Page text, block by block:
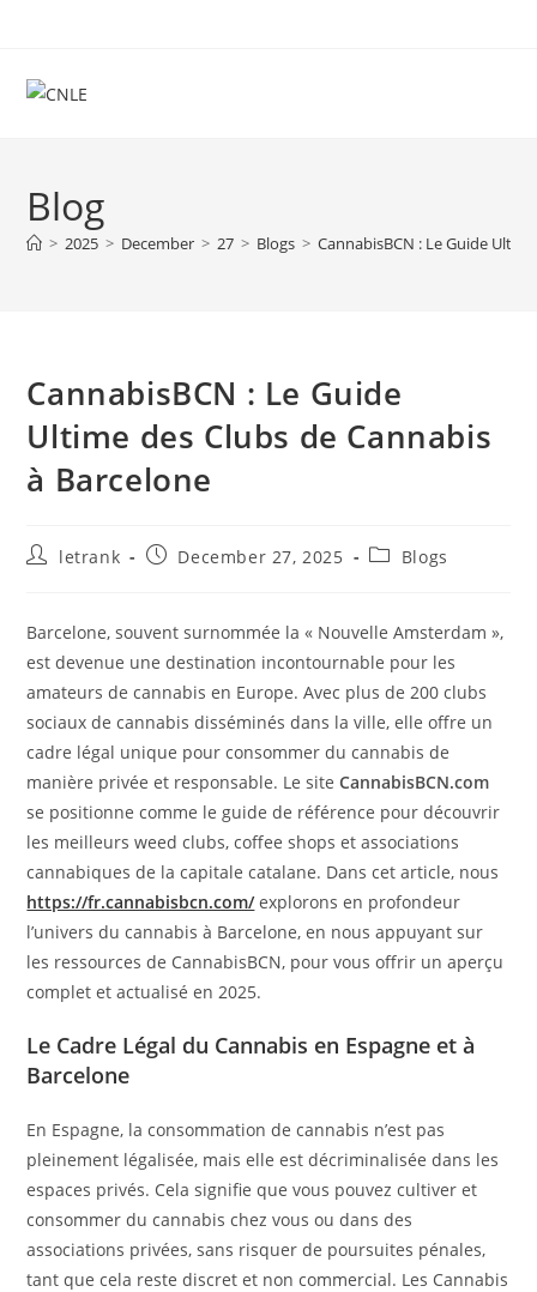
content
Blog
> 2025 > December > 27 > Blogs > CannabisBCN : Le Guide
CannabisBCN : Le Guide
Ultime des Clubs de Cannabis
à Barcelone
Postletrank
PostDecember 27, 2025
PostBlogs
Barcelone, souvent surnommée la « Nouvelle Amsterdam »,
est devenue une destination incontournable pour les
amateurs de cannabis en Europe. Avec plus de 200 clubs
sociaux de cannabis disséminés dans la ville, elle offre un
cadre légal unique pour consommer du cannabis de
manière privée et responsable. Le siteCannabisBCN.com
se positionne comme le guide de référence pour découvrir
les meilleurs weed clubs, coffee shops et associations
cannabiques de la capitale catalane. Dans cet article, nous
https://fr.cannabisbcn.com/ explorons en profondeur
l’univers du cannabis à Barcelone, en nous appuyant sur
les ressources de CannabisBCN, pour vous offrir un aperçu
complet et actualisé en 2025.
Le Cadre Légal du Cannabis en Espagne et à
Barcelone
En Espagne, la consommation de cannabis n’est pas
pleinement légalisée, mais elle est décriminalisée dans les
espaces privés. Cela signifie que vous pouvez cultiver et
consommer du cannabis chez vous ou dans des
associations privées, sans risquer de poursuites pénales,
tant que cela reste discret et non commercial. Les Cannabis